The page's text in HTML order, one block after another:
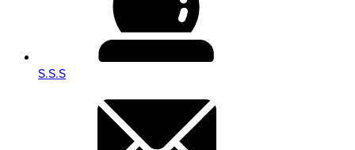
S.S.S